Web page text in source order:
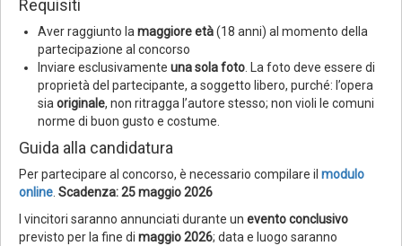
Requisiti
Aver raggiunto la maggiore età(18 anni) al momento della
partecipazione al concorso
Inviare esclusivamente una sola foto . La foto deve essere di
proprietà del partecipante, a soggetto libero, purché: l’opera
sia originale, non ritragga l’autore stesso; non violi le comuni
norme di buon gusto e costume.
Guida alla candidatura
Per partecipare al concorso, è necessario compilare il modulo
online Scadenza: 25 maggio 2026
I vincitori saranno annunciati durante un evento conclusivo
previsto per la fine di maggio 2026; data e luogo saranno